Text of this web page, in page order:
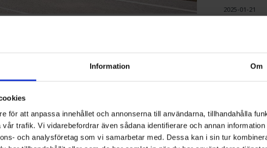
Information Om
för att anpassa innehållet och annonserna till användarna, tillhandahålla
trafik. Vi vidarebefordrar även sådana identifierare och annan information
och analysföretag som vi samarbetar med. Dessa kan i sin tur
bidra till ett mer effektivt arbete
Två nya CapRecy-fordon från
vid underhåll av avlopp och
tanke på de låga grundvattennivåerna och
modern teknik kan vi arbeta smartare och möta
sätt, säger Jonas Mader, vd för Puls.
av recycling-spolbilar och är ytterligare ett steg i
där det är möjligt.
2025-01-21